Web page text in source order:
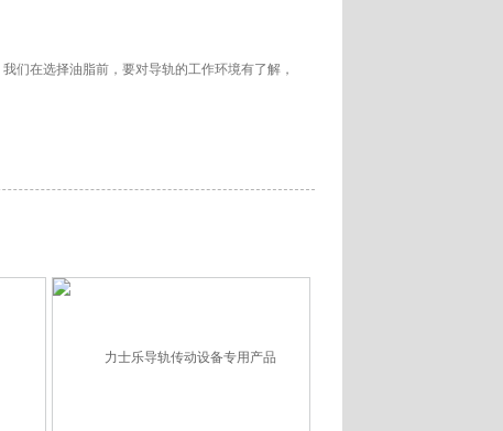
们在选择油脂前，要对导轨的工作环境有了解，